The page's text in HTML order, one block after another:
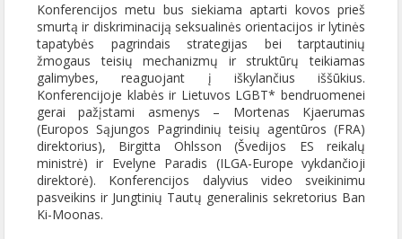
Konferencijos metu bus siekiama aptarti kovos prieš
smurtą ir diskriminaciją seksualinės orientacijos ir lytinės
tapatybės pagrindais strategijas bei tarptautinių
žmogaus teisių mechanizmų ir struktūrų teikiamas
galimybes, reaguojant į iškylančius iššūkius.
Konferencijoje klabės ir Lietuvos LGBT* bendruomenei
gerai pažįstami asmenys – Mortenas Kjaerumas
(Europos Sąjungos Pagrindinių teisių agentūros (FRA)
direktorius), Birgitta Ohlsson (Švedijos ES reikalų
ministrė) ir Evelyne Paradis (ILGA-Europe vykdančioji
direktorė). Konferencijos dalyvius video sveikinimu
pasveikins ir Jungtinių Tautų generalinis sekretorius Ban
Ki-Moonas.